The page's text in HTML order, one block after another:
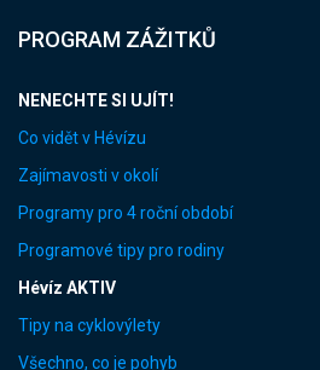
PROGRAM ZÁŽITKŮ
NENECHTE SI UJÍT!
Co vidět v Hévízu
Zajímavosti v okolí
Programy pro 4 roční období
Programové tipy pro rodiny
Hévíz AKTIV
Tipy na cyklovýlety
Všechno, co je pohyb